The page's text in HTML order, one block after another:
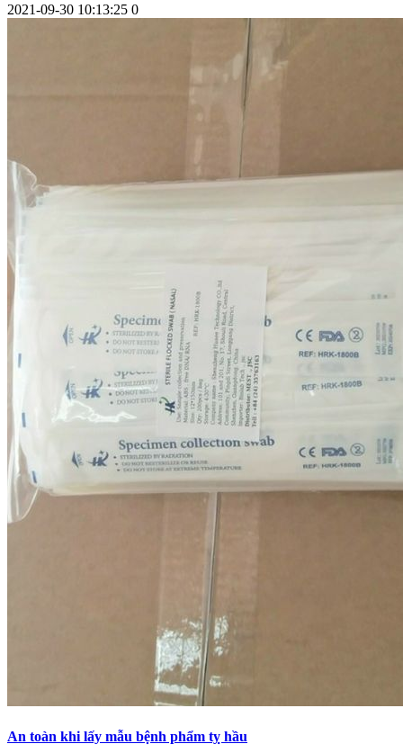
2021-09-30 10:13:25 0
An toàn khi lấy mẫu bệnh phẩm tỵ hầu